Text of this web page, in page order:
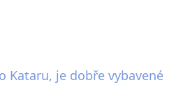
Kataru, je dobře vybavené